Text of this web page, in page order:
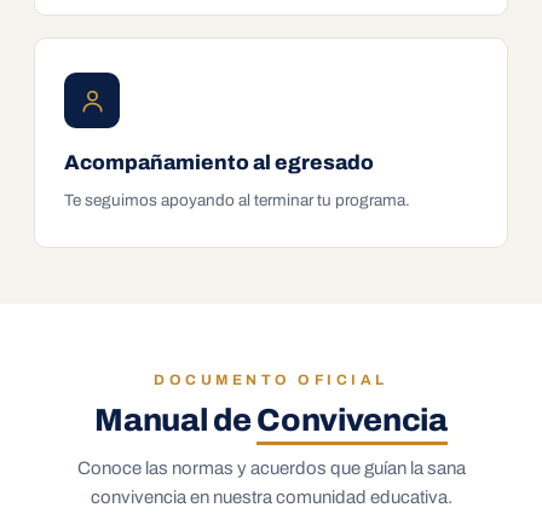
Acompañamiento al egresado
Te seguimos apoyando al terminar tu programa.
DOCUMENTO OFICIAL
Manual deConvivencia
Conoce las normas y acuerdos que guían la sana
convivencia en nuestra comunidad educativa.